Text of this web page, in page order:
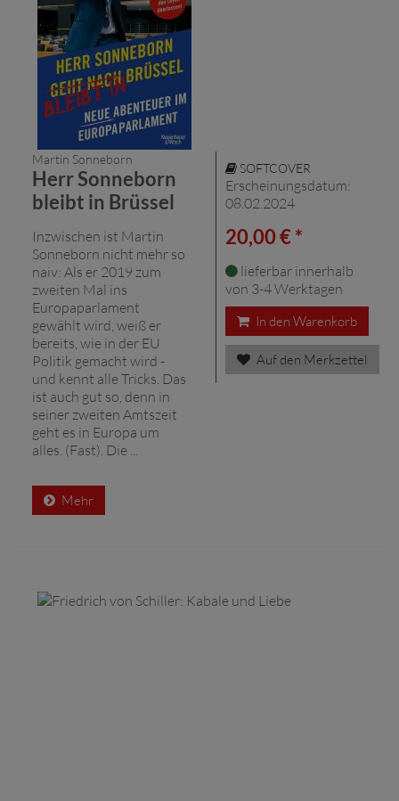
Martin Sonneborn
Herr Sonneborn
bleibt in Brüssel
Inzwischen ist Martin
Sonneborn nicht mehr so
naiv: Als er 2019 zum
zweiten Mal ins
Europaparlament
gewählt wird, weiß er
bereits, wie in der EU
Politik gemacht wird -
und kennt alle Tricks. Das
ist auch gut so, denn in
seiner zweiten Amtszeit
geht es in Europa um
alles. (Fast). Die ...
Mehr
SOFTCOVER
Erscheinungsdatum:
08.02.2024
20,00 € *
lieferbar innerhalb
von 3-4 Werktagen
In den Warenkorb
Auf den Merkzettel